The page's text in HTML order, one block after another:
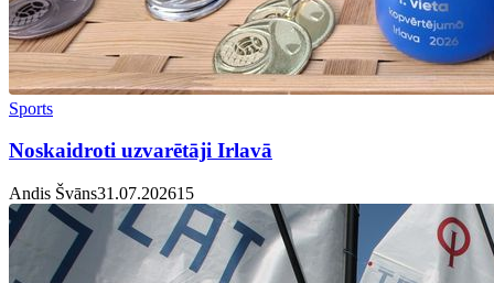
Sports
Noskaidroti uzvarētāji Irlavā
Andis Švāns31.07.20261 5